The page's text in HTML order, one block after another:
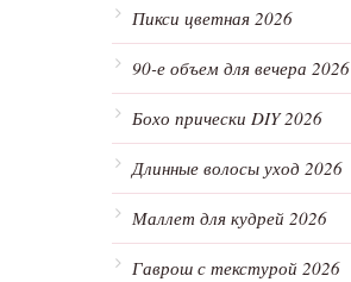
Пикси цветная 2026
90-е объем для вечера 2026
Бохо прически DIY 2026
Длинные волосы уход 2026
Маллет для кудрей 2026
Гаврош с текстурой 2026